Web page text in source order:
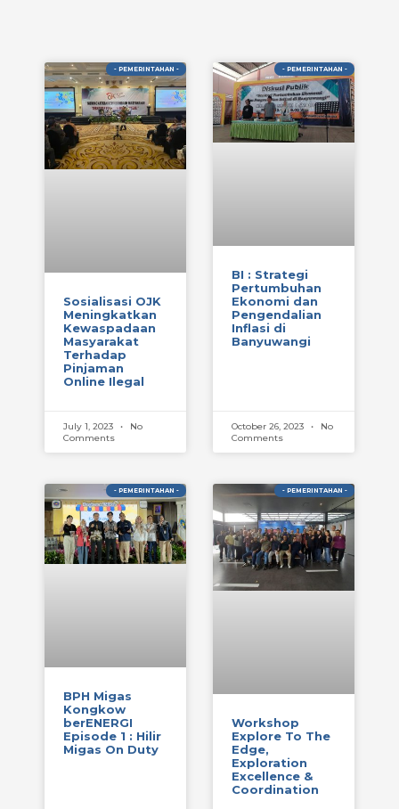
- PEMERINTAHAN -
Sosialisasi OJK
Meningkatkan
Kewaspadaan
Masyarakat
Terhadap
Pinjaman
Online Ilegal
July 1, 2023
No
Comments
- PEMERINTAHAN -
BI : Strategi
Pertumbuhan
Ekonomi dan
Pengendalian
Inflasi di
Banyuwangi
October 26, 2023
No
Comments
- PEMERINTAHAN -
BPH Migas
Kongkow
berENERGI
Episode 1 : Hilir
Migas On Duty
- PEMERINTAHAN -
Workshop
Explore To The
Edge,
Exploration
Excellence &
Coordination